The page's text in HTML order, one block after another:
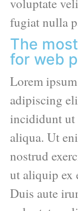
fugiat nulla
The
for web
Lorem
adipiscing
incididunt ut
aliqua. Ut
nostrud
ut aliquip ex
Duis aute